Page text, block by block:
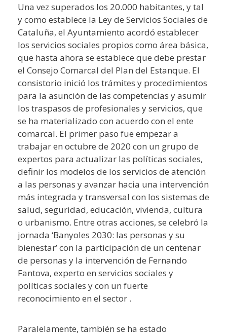
Una vez superados los 20.000 habitantes, y tal
y como establece la Ley de Servicios Sociales de
Cataluña, el Ayuntamiento acordó establecer
los servicios sociales propios como área básica,
que hasta ahora se establece que debe prestar
el Consejo Comarcal del Plan del Estanque. El
consistorio inició los trámites y procedimientos
para la asunción de las competencias y asumir
los traspasos de profesionales y servicios, que
se ha materializado con acuerdo con el ente
comarcal. El primer paso fue empezar a
trabajar en octubre de 2020 con un grupo de
expertos para actualizar las políticas sociales,
definir los modelos de los servicios de atención
a las personas y avanzar hacia una intervención
más integrada y transversal con los sistemas de
salud, seguridad, educación, vivienda, cultura
o urbanismo. Entre otras acciones, se celebró la
jornada ‘Banyoles 2030: las personas y su
bienestar’ con la participación de un centenar
de personas y la intervención de Fernando
Fantova, experto en servicios sociales y
políticas sociales y con un fuerte
reconocimiento en el sector .
Paralelamente, también se ha estado